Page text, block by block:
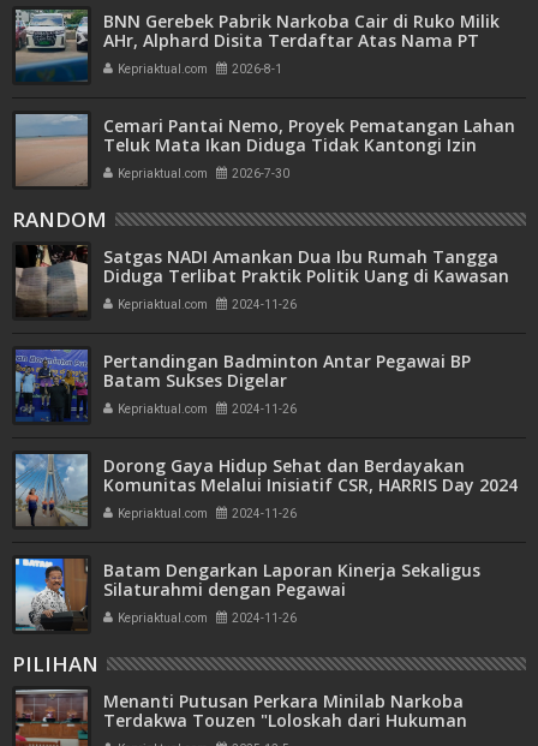
BNN Gerebek Pabrik Narkoba Cair di Ruko Milik
AHr, Alphard Disita Terdaftar Atas Nama PT
Mitra Usaha Properti
Kepriaktual.com 2026-8-1
Cemari Pantai Nemo, Proyek Pematangan Lahan
Teluk Mata Ikan Diduga Tidak Kantongi Izin
Amdal
Kepriaktual.com 2026-7-30
RANDOM
Satgas NADI Amankan Dua Ibu Rumah Tangga
Diduga Terlibat Praktik Politik Uang di Kawasan
Marchelia
Kepriaktual.com 2024-11-26
Pertandingan Badminton Antar Pegawai BP
Batam Sukses Digelar
Kepriaktual.com 2024-11-26
Dorong Gaya Hidup Sehat dan Berdayakan
Komunitas Melalui Inisiatif CSR, HARRIS Day 2024
Kembali Digelar
Kepriaktual.com 2024-11-26
Batam Dengarkan Laporan Kinerja Sekaligus
Silaturahmi dengan Pegawai
Kepriaktual.com 2024-11-26
PILIHAN
Menanti Putusan Perkara Minilab Narkoba
Terdakwa Touzen "Loloskah dari Hukuman
Seumur Hidup atau Mati"